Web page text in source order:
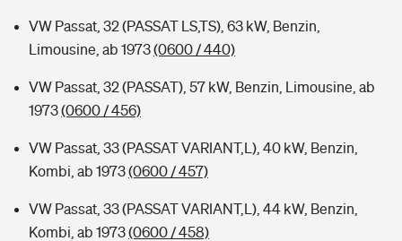
VW Passat, 32 (PASSAT LS,TS), 63 kW, Benzin,
Limousine, ab 1973(0600 / 440)
VW Passat, 32 (PASSAT), 57 kW, Benzin, Limousine, ab
1973(0600 / 456)
VW Passat, 33 (PASSAT VARIANT,L), 40 kW, Benzin,
Kombi, ab 1973(0600 / 457)
VW Passat, 33 (PASSAT VARIANT,L), 44 kW, Benzin,
Kombi, ab 1973(0600 / 458)